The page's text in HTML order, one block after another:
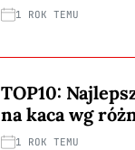
1 ROK TEMU
TOP10:
na kaca wg
1 ROK TEMU